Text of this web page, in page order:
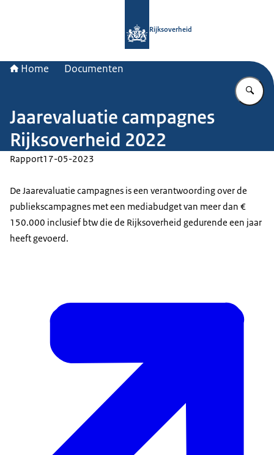
Rijksoverheid
Home Documenten
Jaarevaluatie campagnes
Rijksoverheid 2022
Rapport17-05-2023
De Jaarevaluatie campagnes is een verantwoording over de
publiekscampagnes met een mediabudget van meer dan €
150.000 inclusief btw die de Rijksoverheid gedurende een jaar
heeft gevoerd.